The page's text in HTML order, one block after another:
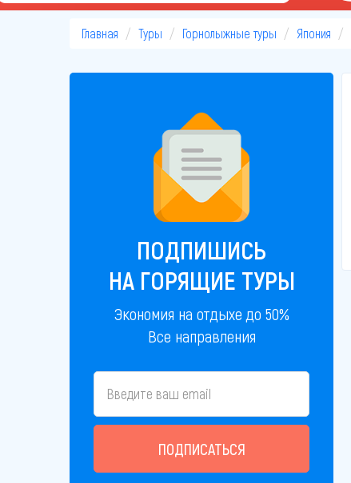
Главная Туры Горнолыжные туры Япония
ПОДПИШИСЬ
НА ГОРЯЩИЕ ТУРЫ
Экономия на отдыхе до 50%
Все направления
ПОДПИСАТЬСЯ